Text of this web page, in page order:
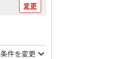
変更
条件を変更